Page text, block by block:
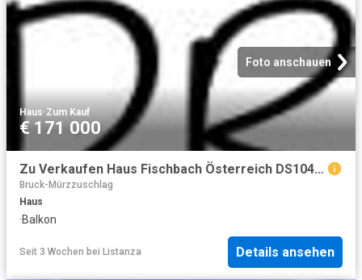
Foto anschauen
Haus·Zum Kauf
€ 171 000
Zu Verkaufen Haus Fischbach Österreich DS104073346
Bruck-Mürzzuschlag
Haus
·Balkon
Seit 3 Wochen bei Listanza Details ansehen